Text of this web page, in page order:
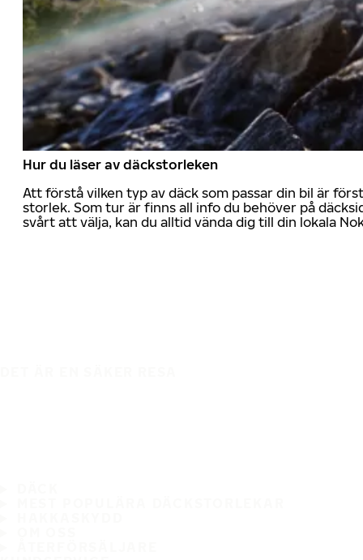
Hur du läser av däckstorleken
Att förstå vilken typ av däck som passar din bil är
storlek. Som tur är finns all info du behöver på
svårt att välja, kan du alltid vända dig till din lokala